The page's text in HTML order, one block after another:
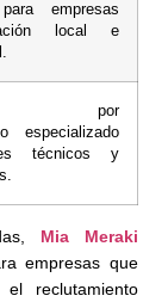
empresas
local e
por
especializado
técnicos y
Mia Meraki
empresas que
reclutamiento